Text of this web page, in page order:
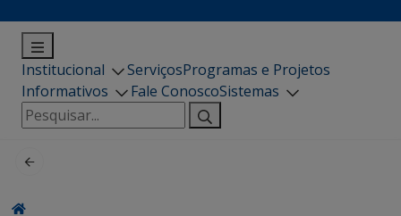
Institucional ServiçosProgramas e Projetos
Informativos
Fale ConoscoSistemas
Pesquisar
por: